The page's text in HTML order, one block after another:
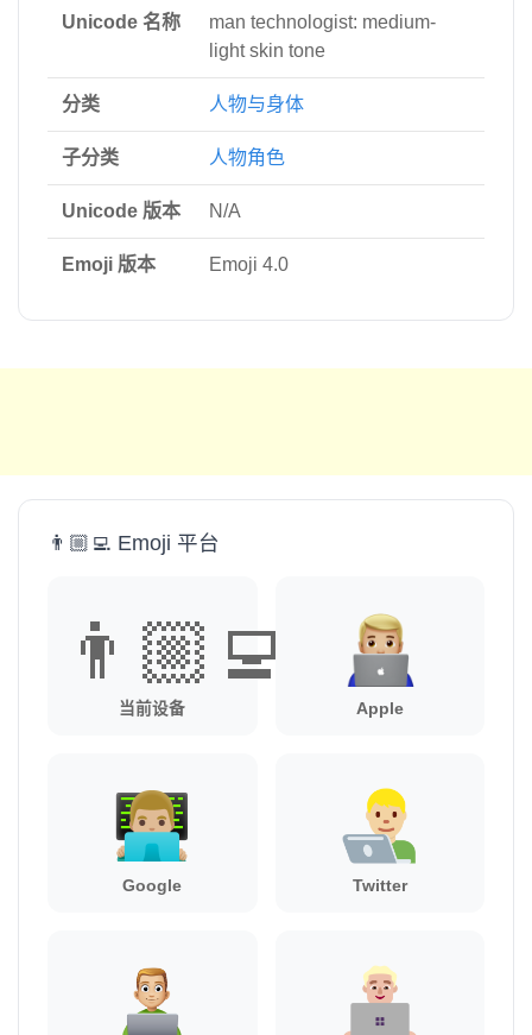
Unicode 名称
man technologist: medium-
light skin tone
分类 人物与身体
子分类 人物角色
Unicode 版本 N/A
Emoji 版本 Emoji 4.0
👨🏼‍💻 Emoji 平台
👨🏼‍💻
当前设备 Apple
Google Twitter